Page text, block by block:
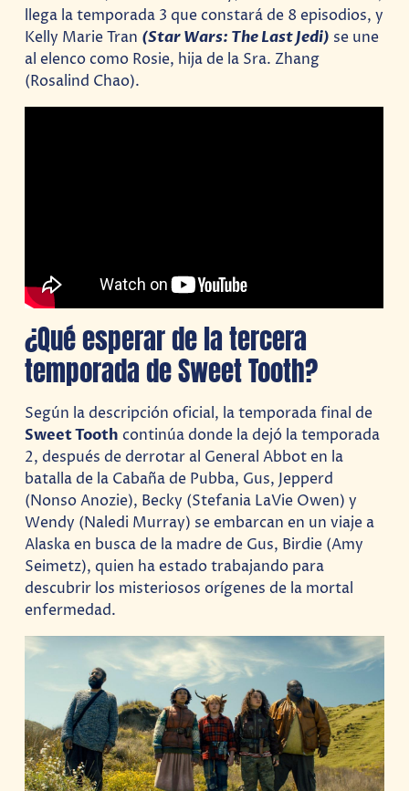
llega la temporada 3 que constará de 8 episodios, y
Kelly Marie Tran (Star Wars: The Last Jedi) se une
al elenco como Rosie, hija de la Sra. Zhang
(Rosalind Chao).
¿Qué esperar de la tercera
temporada de Sweet Tooth?
Según la descripción oficial, la temporada final de
Sweet Tooth continúa donde la dejó la temporada
2, después de derrotar al General Abbot en la
batalla de la Cabaña de Pubba, Gus, Jepperd
(Nonso Anozie), Becky (Stefania LaVie Owen) y
Wendy (Naledi Murray) se embarcan en un viaje a
Alaska en busca de la madre de Gus, Birdie (Amy
Seimetz), quien ha estado trabajando para
descubrir los misteriosos orígenes de la mortal
enfermedad.